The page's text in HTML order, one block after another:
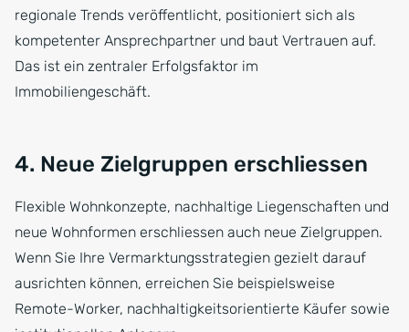
regionale Trends veröffentlicht, positioniert sich als
kompetenter Ansprechpartner und baut Vertrauen auf.
Das ist ein zentraler Erfolgsfaktor im
Immobiliengeschäft.
4. Neue Zielgruppen erschliessen
Flexible Wohnkonzepte, nachhaltige Liegenschaften und
neue Wohnformen erschliessen auch neue Zielgruppen.
Wenn Sie Ihre Vermarktungsstrategien gezielt darauf
ausrichten können, erreichen Sie beispielsweise
Remote-Worker, nachhaltigkeitsorientierte Käufer sowie